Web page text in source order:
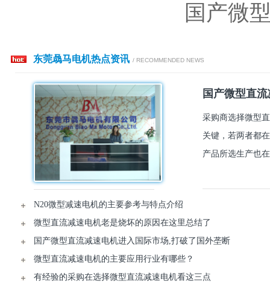
国产微
东莞骉马电机热点资讯 / RECOMMENDED NEWS
国产微型直
采购商选择微型
关键，若两者都
产品所选生产也
N20微型减速电机的主要参考与特点介绍
微型直流减速电机老是烧坏的原因在这里总结了
国产微型直流减速电机进入国际市场,打破了国外垄断
微型直流减速电机的主要应用行业有哪些？
有经验的采购在选择微型直流减速电机看这三点